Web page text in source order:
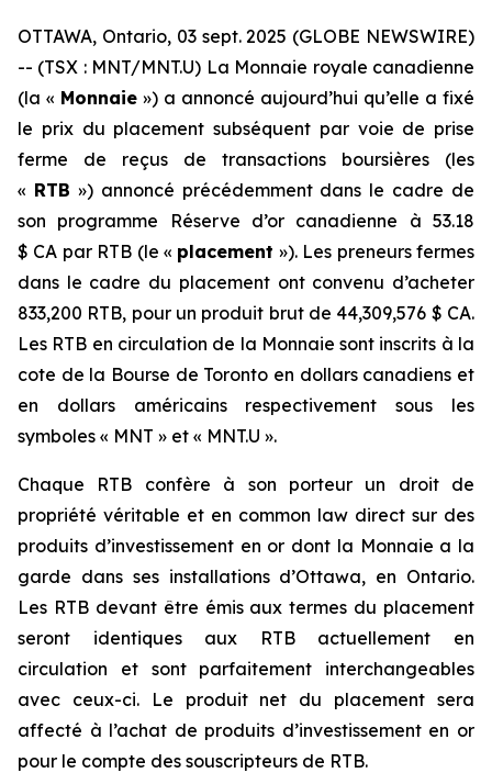
OTTAWA, Ontario, 03 sept. 2025 (GLOBE NEWSWIRE)
-- (TSX : MNT/MNT.U) La Monnaie royale canadienne
(la « Monnaie ») a annoncé aujourd’hui qu’elle a fixé
le prix du placement subséquent par voie de prise
ferme de reçus de transactions boursières (les
« RTB ») annoncé précédemment dans le cadre de
son programme Réserve d’or canadienne à 53.18
$ CA par RTB (le « placement »). Les preneurs fermes
dans le cadre du placement ont convenu d’acheter
833,200 RTB, pour un produit brut de 44,309,576 $ CA.
Les RTB en circulation de la Monnaie sont inscrits à la
cote de la Bourse de Toronto en dollars canadiens et
en dollars américains respectivement sous les
symboles « MNT » et « MNT.U ».
Chaque RTB confère à son porteur un droit de
propriété véritable et en common law direct sur des
produits d’investissement en or dont la Monnaie a la
garde dans ses installations d’Ottawa, en Ontario.
Les RTB devant être émis aux termes du placement
seront identiques aux RTB actuellement en
circulation et sont parfaitement interchangeables
avec ceux-ci. Le produit net du placement sera
affecté à l’achat de produits d’investissement en or
pour le compte des souscripteurs de RTB.